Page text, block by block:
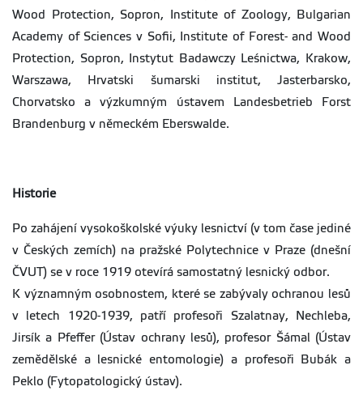
Wood Protection, Sopron, Institute of Zoology, Bulgarian
Academy of Sciences v Sofii, Institute of Forest- and Wood
Protection, Sopron, Instytut Badawczy Leśnictwa, Krakow,
Warszawa, Hrvatski šumarski institut, Jasterbarsko,
Chorvatsko a výzkumným ústavem Landesbetrieb Forst
Brandenburg v německém Eberswalde.
Historie
Po zahájení vysokoškolské výuky lesnictví (v tom čase jediné
v Českých zemích) na pražské Polytechnice v Praze (dnešní
ČVUT) se v roce 1919 otevírá samostatný lesnický odbor.
K významným osobnostem, které se zabývaly ochranou lesů
v letech 1920-1939, patří profesoři Szalatnay, Nechleba,
Jirsík a Pfeffer (Ústav ochrany lesů), profesor Šámal (Ústav
zemědělské a lesnické entomologie) a profesoři Bubák a
Peklo (Fytopatologický ústav).